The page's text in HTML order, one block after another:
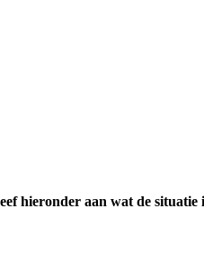
hieronder aan wat de